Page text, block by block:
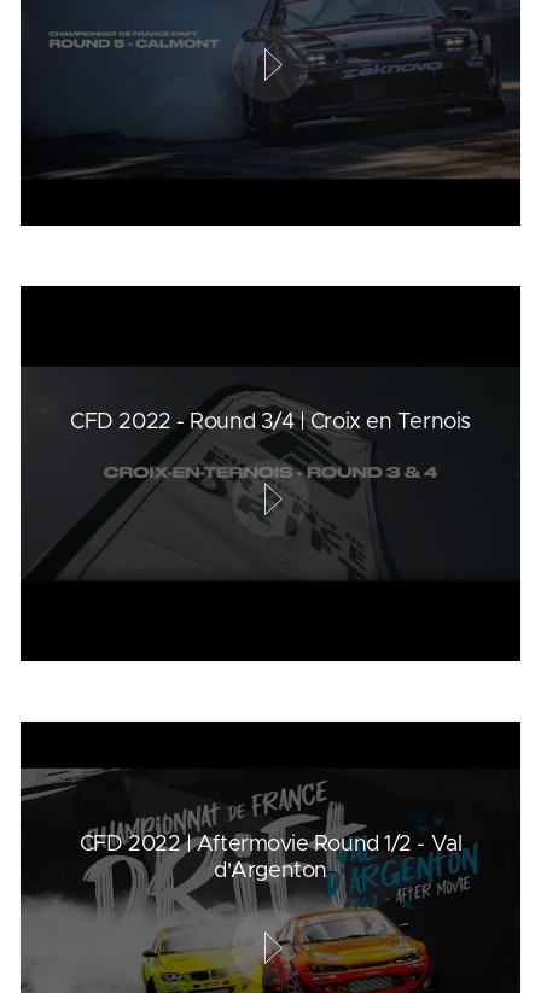
CFD 2022 - Round 3/4 | Croix en Ternois
CFD 2022 | Aftermovie Round 1/2 - Val
d'Argenton